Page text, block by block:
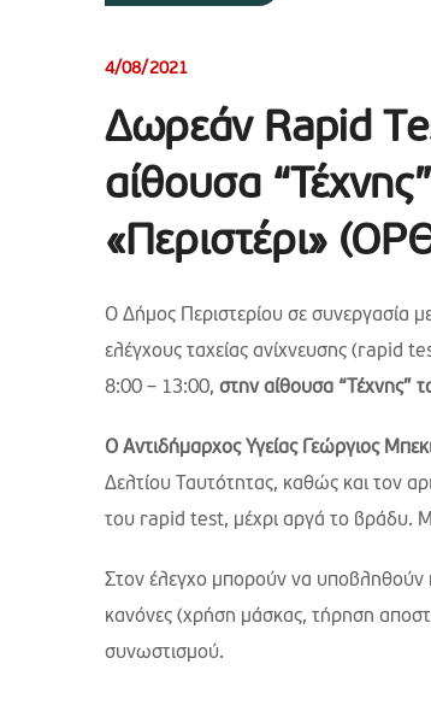
4/08/2021
Δωρεάν Rapid
αίθουσα
«Περιστέρι»
Ο Δήμος Περιστερίου σε συνεργασία
ελέγχους ταχείας ανίχνευσης (rapid
8:00 – 13:00, στην αίθουσα “Τέχνης”
Ο Αντιδήμαρχος Υγείας Γεώργιος
Δελτίου Ταυτότητας, καθώς και τον
του rapid test, μέχρι αργά το βράδυ.
Στον έλεγχο μπορούν να υποβληθούν
κανόνες (χρήση μάσκας, τήρηση
συνωστισμού.